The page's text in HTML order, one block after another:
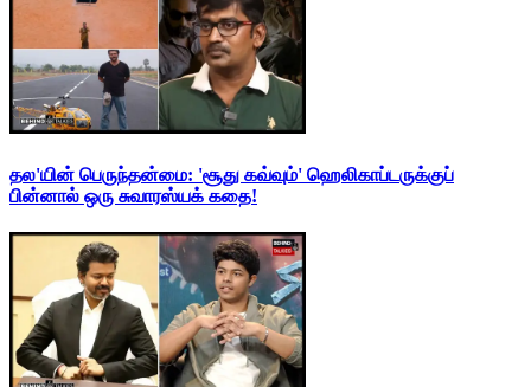
தல'யின் பெருந்தன்மை: 'சூது கவ்வும்' ஹெலிகாப்டருக்குப்
பின்னால் ஒரு சுவாரஸ்யக் கதை!